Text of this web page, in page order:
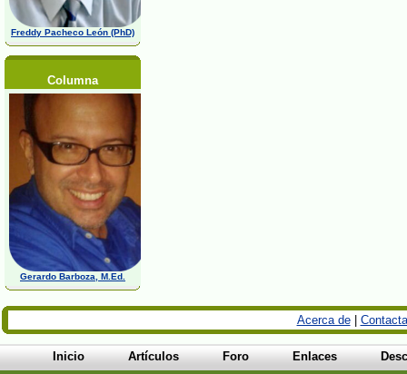
Freddy Pacheco León (PhD)
Columna
Gerardo Barboza, M.Ed.
Acerca de|
Inicio Artículos Foro Enlaces